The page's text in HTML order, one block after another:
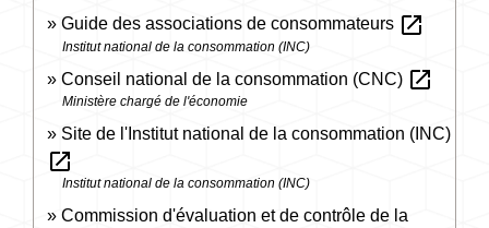
Guide des associations de consommateurs open_in_new
Institut national de la consommation (INC)
Conseil national de la consommation (CNC) open_in_new
Ministère chargé de l'économie
Site de l'Institut national de la consommation (INC)
open_in_new
Institut national de la consommation (INC)
Commission d'évaluation et de contrôle de la